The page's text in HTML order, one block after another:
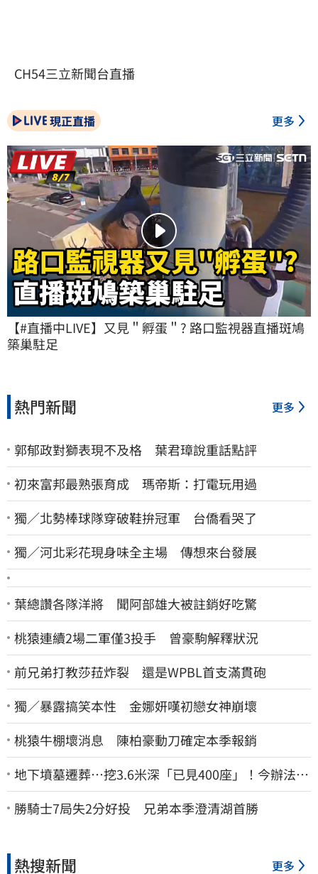
CH54三立新聞台直播
現正直播 更多
【#直播中LIVE】又見＂孵蛋＂? 路口監視器直播斑鳩
築巢駐足
熱門新聞 更多
郭郁政對獅表現不及格 葉君璋說重話點評
初來富邦最熟張育成 瑪帝斯：打電玩用過
獨／北勢棒球隊穿破鞋拚冠軍 台僑看哭了
獨／河北彩花現身味全主場 傳想來台發展
葉總讚各隊洋將 聞阿部雄大被註銷好吃驚
桃猿連續2場二軍僅3投手 曾豪駒解釋狀況
前兄弟打教莎菈炸裂 還是WPBL首支滿貫砲
獨／暴露搞笑本性 金娜妍嘆初戀女神崩壞
桃猿牛棚壞消息 陳柏豪動刀確定本季報銷
地下墳墓遷葬…挖3.6米深「已見400座」！今辦法會
安撫祖先
勝騎士7局失2分好投 兄弟本季澄清湖首勝
熱搜新聞 更多